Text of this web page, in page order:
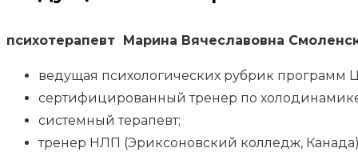
психотерапевт Марина Вячеславовна
ведущая психологических рубрик программ
сертифицированный тренер по
системный терапевт;
тренер НЛП (Эриксоновский колледж,